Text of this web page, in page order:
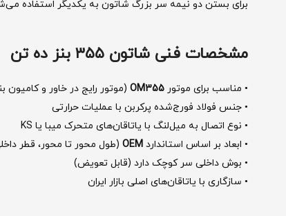
برای بستن دو نیمه سر بزرگ شاتون به یکدیگر استفاده
مشخصات فنی شاتون ۳۵۵ بنز ده تن
• مناسب برای موتور OM355
(موتور رایج در خاور و کامیون
• جنس فولاد فورج‌شده پرکربن با عملیات حرارتی
• نوع اتصال به میل‌لنگ با یاتاقان‌های متحرک میبا یا KS
• ابعاد بر اساس استانداردOEM (طول محور تا محور، قطر
• بوش داخلی سر کوچک دارد (قابل تعویض)
• سازگاری با یاتاقان‌های اصلی بازار ایران